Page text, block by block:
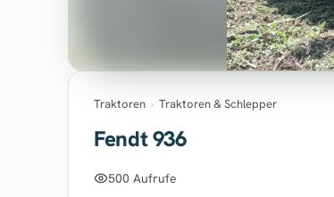
Traktoren › Traktoren & Schlepper
Fendt 936
500 Aufrufe